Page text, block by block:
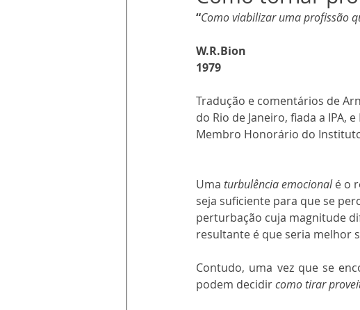
“Como viabilizar uma profissão
W.R.Bion
1979
Tradução e comentários de
do Rio de Janeiro, fiada a IPA,
Membro Honorário do
Uma turbulência emocional é o
seja suficiente para que se
perturbação cuja magnitude
resultante é que seria melhor
Contudo, uma vez que se
podem decidir como tirar